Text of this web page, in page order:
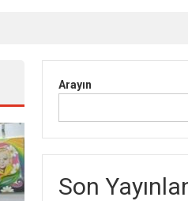
Arayın
Son